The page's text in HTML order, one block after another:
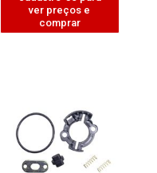
ver preços e
comprar